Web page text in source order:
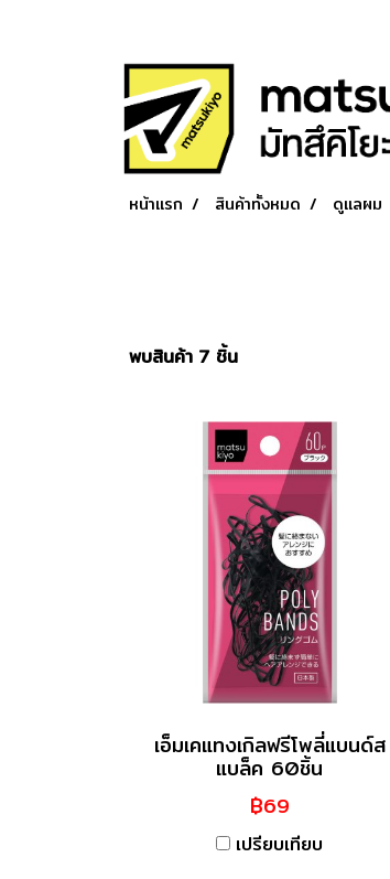
หน้าแรก สินค้าทั้งหมด ดูแลผม
พบสินค้า 7 ชิ้น
เอ็มเคแทงเกิลฟรีโพลี่แบนด์ส
แบล็ค 60ชิ้น
฿69
เปรียบเทียบ